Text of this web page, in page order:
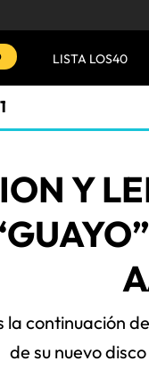
LISTA LOS40
Y
la continuación
de su nuevo